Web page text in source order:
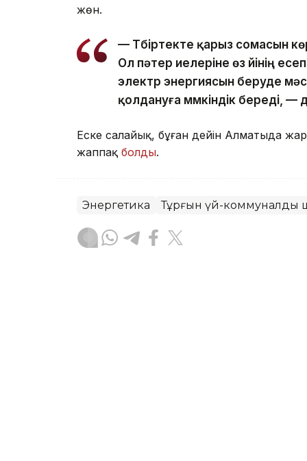
жөн.
— Түбіртекте қарыз сомасын
Ол пәтер иелеріне өз үйінің
электр энергиясын беруде
қолдануға мүмкіндік береді,
Еске салайық, бұған дейін Алматыда
жаппақ болды.
Энергетика Тұрғын үй-коммуналдық